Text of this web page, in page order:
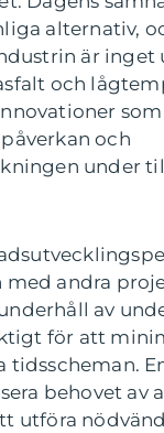
alternativ,
är inget
och
och
under
andra
av
för att
tidsscheman.
behovet av
utföra